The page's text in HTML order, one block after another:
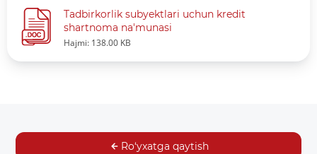
Tadbirkorlik subyektlari uchun kredit
shartnoma na'munasi
Hajmi: 138.00 KB
Ro‘yxatga qaytish